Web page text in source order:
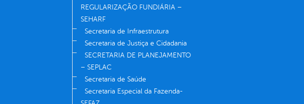
REGULARIZAÇÃO FUNDIÁRIA –
SEHARF
Secretaria de Infraestrutura
Secretaria de Justiça e Cidadania
SECRETARIA DE PLANEJAMENTO
– SEPLAC
Secretaria de Saúde
Secretaria Especial da Fazenda-